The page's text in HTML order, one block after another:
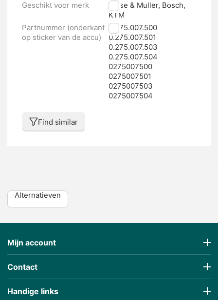
Geschikt voor merk
Riese & Muller, Bosch,
KTM
Partnummer (onderkant
op sticker van de accu)
0.275.007.500
0.275.007.501
0.275.007.503
0.275.007.504
0275007500
0275007501
0275007503
0275007504
Find similar
Alternatieven
€357,77
Mijn account
Contact
Handige links